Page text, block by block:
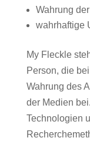
Wahrung
wahrhaftige
My Fleckle
Person, die
Wahrung des
der Medien
Technologien